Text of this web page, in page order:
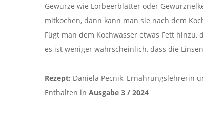
Gewürze wie Lorbeerblätter oder
mitkochen, dann kann man sie nach dem
Fügt man dem Kochwasser etwas Fett
es ist weniger wahrscheinlich, dass die
Rezept: Daniela Pecnik, Ernährungslehrerin
Enthalten in Ausgabe 3 / 2024